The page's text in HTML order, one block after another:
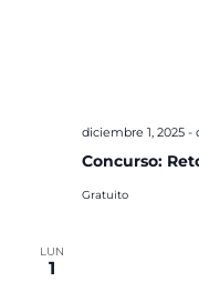
Concurso:
diciembre 1, 2025-
Gratuito
LUN
1